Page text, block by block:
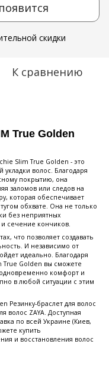
скидки
К сравнению
True Golden
Slim True Golden - это
волос. Благодаря
покрытию, она
заломов или следов на
которая обеспечивает
обхвате. Она не только
без неприятных
сечение кончиков.
что позволяет создавать
И независимо от
идеально. Благодаря
True Golden вы сможете
комфорт и
в любой ситуации с этим
Резинку-браслет для волос
волос ZAYA. Доступная
по всей Украине (Киев,
купить
и восстановления волос